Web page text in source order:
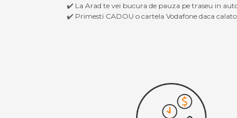
✔️ La Arad te vei bucura de pauza pe traseu in
✔️ Primesti CADOU o cartela Vodafone daca